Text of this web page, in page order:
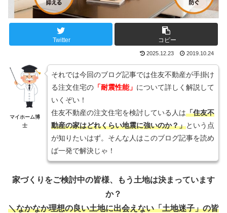
Twitter コピー
2025.12.23 2019.10.24
マイホーム博
士
それでは今回のブログ記事では住友不動産が手掛け
る注文住宅の「耐震性能」 について詳しく解説して
いくぞい！
住友不動産の注文住宅を検討している人は「住友不
動産の家はどれくらい地震に強いのか？」という点
が知りたいはず。そんな人はこのブログ記事を読め
ば一発で解決じゃ！
家づくりをご検討中の皆様、もう土地は決まっています
か？
＼なかなか理想の良い土地に出会えない「土地迷子」の皆